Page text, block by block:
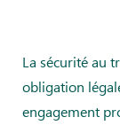
La sécurité au
obligation
engagement